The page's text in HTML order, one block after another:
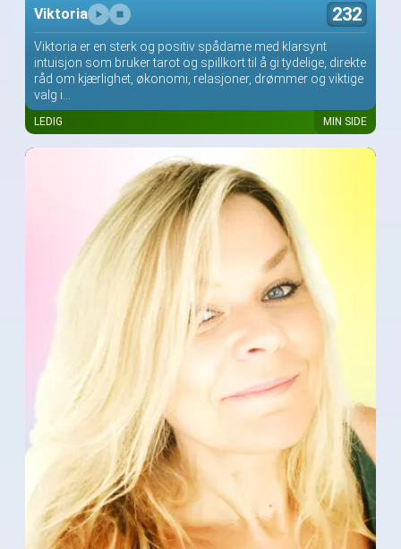
Viktoria 232
Viktoria er en sterk og positiv spådame med klarsynt
intuisjon som bruker tarot og spillkort til å gi tydelige, direkte
råd om kjærlighet, økonomi, relasjoner, drømmer og viktige
valg i...
LEDIG MIN SIDE